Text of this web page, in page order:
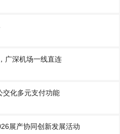
广深机场一线直连
交化多元支付功能
展产协同创新发展活动